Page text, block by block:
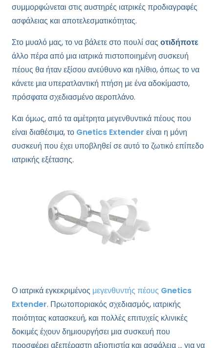
συμμορφώνεται στις αυστηρές ιατρικές προδιαγραφές
ασφάλειας και αποτελεσματικότητας.
Στο μυαλό μας, το να βάλετε στο πουλί σας οτιδήποτε
άλλο πέρα από μια ιατρικά πιστοποιημένη συσκευή
πέους θα ήταν εξίσου ανεύθυνο και ηλίθιο, όπως το να
κάνετε μια υπερατλαντική πτήση με ένα αδοκίμαστο,
πρόσφατα σχεδιασμένο αεροπλάνο.
Και όμως, από τα αμέτρητα μεγενθυντικά πέους που
είναι διαθέσιμα, το Gnetics Extender είναι η μόνη
συσκευή που έχει υποβληθεί σε αυτό το ζωτικό επίπεδο
ιατρικής εξέτασης.
Ο ιατρικά εγκεκριμένος μεγενθυντής πέους Gnetics
Extender. Πρωτοποριακός σχεδιασμός, ιατρικής
ποιότητας κατασκευή, και πολλές επιτυχείς κλινικές
δοκιμές έχουν δημιουργήσει μια συσκευή που
προσφέρει αξεπέραστη αξιοπιστία και ασφάλεια … για να